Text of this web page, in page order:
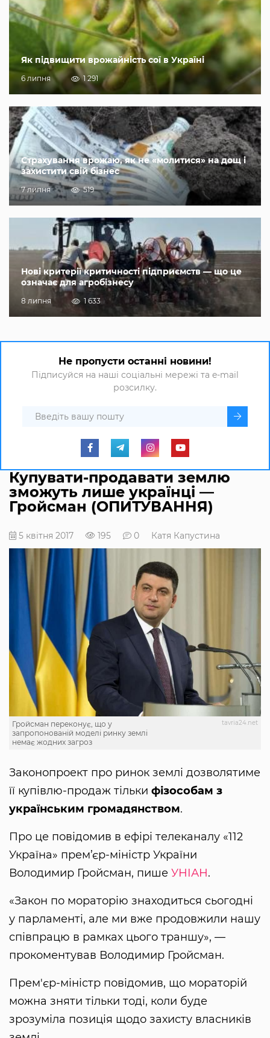
Як підвищити врожайність сої в Україні
6 липня 1 291
Страхування врожаю, як не «молитися» на дощ і
захистити свій бізнес
7 липня 519
Нові критерії критичності підприємств — що це
означає для агробізнесу
8 липня 1 633
Не пропусти останні новини!
Підписуйся на наші соціальні мережі та e-mail
розсилку.
Купувати-продавати землю
зможуть лише українці —
Гройсман (ОПИТУВАННЯ)
5 квітня 2017 195 0 Катя Капустина
tavria24.net
Гройсман переконує, що у
запропонованій моделі ринку землі
немає жодних загроз
Законопроект про ринок землі дозволятиме
її купівлю-продаж тільки фізособам з
українським громадянством.
Про це повідомив в ефірі телеканалу «112
Україна» прем’єр-міністр України
Володимир Гройсман, пише УНІАН.
«Закон по мораторію знаходиться сьогодні
у парламенті, але ми вже продовжили нашу
співпрацю в рамках цього траншу», —
прокоментував Володимир Гройсман.
Прем'єр-міністр повідомив, що мораторій
можна зняти тільки тоді, коли буде
зрозуміла позиція щодо захисту власників